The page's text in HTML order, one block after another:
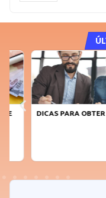
DICAS PARA OBTER